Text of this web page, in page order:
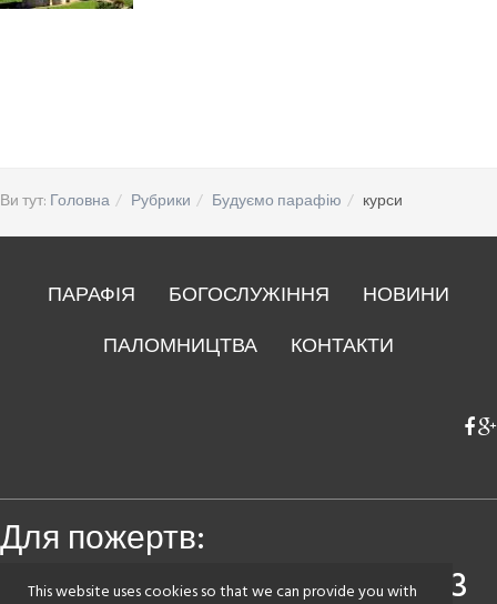
Ви тут: Головна Рубрики Будуємо парафію курси
ПАРАФІЯ БОГОСЛУЖІННЯ
НОВИНИ
ПАЛОМНИЦТВА
КОНТАКТИ
Для пожертв:
Приватбанк4149 4393 1483 1383
This website uses cookies so that we can provide you with